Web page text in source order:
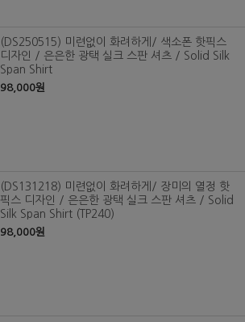
(DS250515) 미련없이 화려하게/ 색소폰 핫픽스
디자인 / 은은한 광택 실크 스판 셔츠 / Solid Silk
Span Shirt
98,000원
(DS131218) 미련없이 화려하게/ 장미의 열정 핫
픽스 디자인 / 은은한 광택 실크 스판 셔츠 / Solid
Silk Span Shirt (TP240)
98,000원